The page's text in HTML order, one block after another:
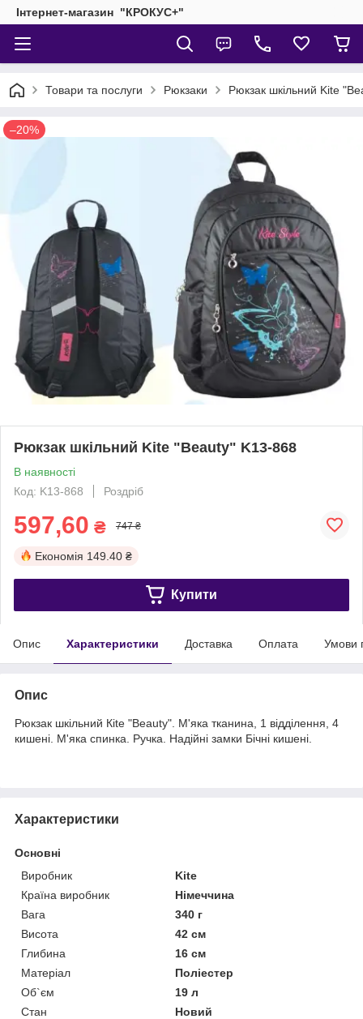
Інтернет-магазин "КРОКУС+"
Товари та послуги Рюкзаки Рюкзак шкільний Kite
–20%
Рюкзак шкільний Kite "Beauty" K13-868
В наявності
Код: K13-868
Роздріб
597,60 ₴ 747 ₴
Економія 149.40 ₴
Купити
Опис Характеристики Доставка Оплата Умови
Опис
Рюкзак шкільний Кite "Beauty". М'яка тканина, 1 відділення, 4
кишені. М'яка спинка. Ручка. Надійні замки Бічні кишені.
Характеристики
Основні
Виробник
Kite
Країна виробник
Німеччина
Вага
340 г
Висота
42 см
Глибина
16 см
Матеріал
Поліестер
Об`єм
19 л
Стан
Новий